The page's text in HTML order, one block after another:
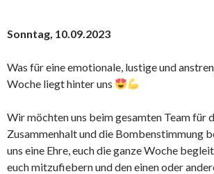
Sonntag, 10.09.2023
Was für eine emotionale, lustige und
Woche liegt hinter uns
Wir möchten uns beim gesamten Team für
Zusammenhalt und die Bombenstimmung
uns eine Ehre, euch die ganze Woche
euch mitzufiebern und den einen oder